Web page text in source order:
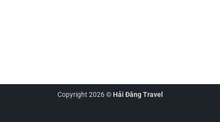
Copyright 2026 © Hải Đăng Travel